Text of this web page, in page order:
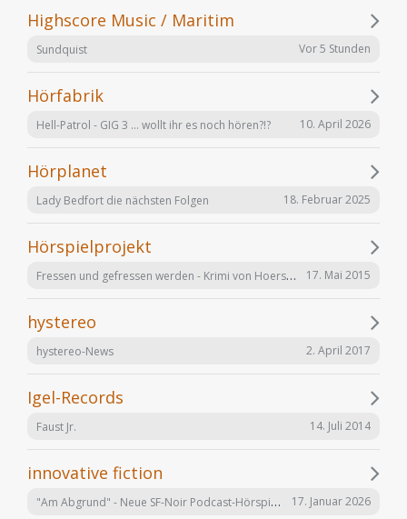
Highscore Music / Maritim
Sundquist Vor 5 Stunden
Hörfabrik
Hell-Patrol - GIG 3 ... wollt ihr es noch hören?!? 10. April 2026
Hörplanet
Lady Bedfort die nächsten Folgen 18. Februar 2025
Hörspielprojekt
Fressen und gefressen werden - Krimi von Hoerspielprojekt.de 17. Mai 2015
hystereo
hystereo-News 2. April 2017
Igel-Records
Faust Jr. 14. Juli 2014
innovative fiction
"Am Abgrund" - Neue SF-Noir Podcast-Hörspielserie 17. Januar 2026